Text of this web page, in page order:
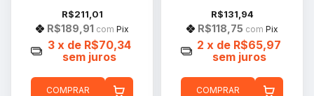
R$211,01
R$189,91 com Pix
3 x de R$70,34
sem juros
COMPRAR
R$131,94
R$118,75 com Pix
2 x de R$65,97
sem juros
COMPRAR